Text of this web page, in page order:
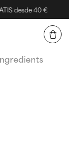
desde 40 €